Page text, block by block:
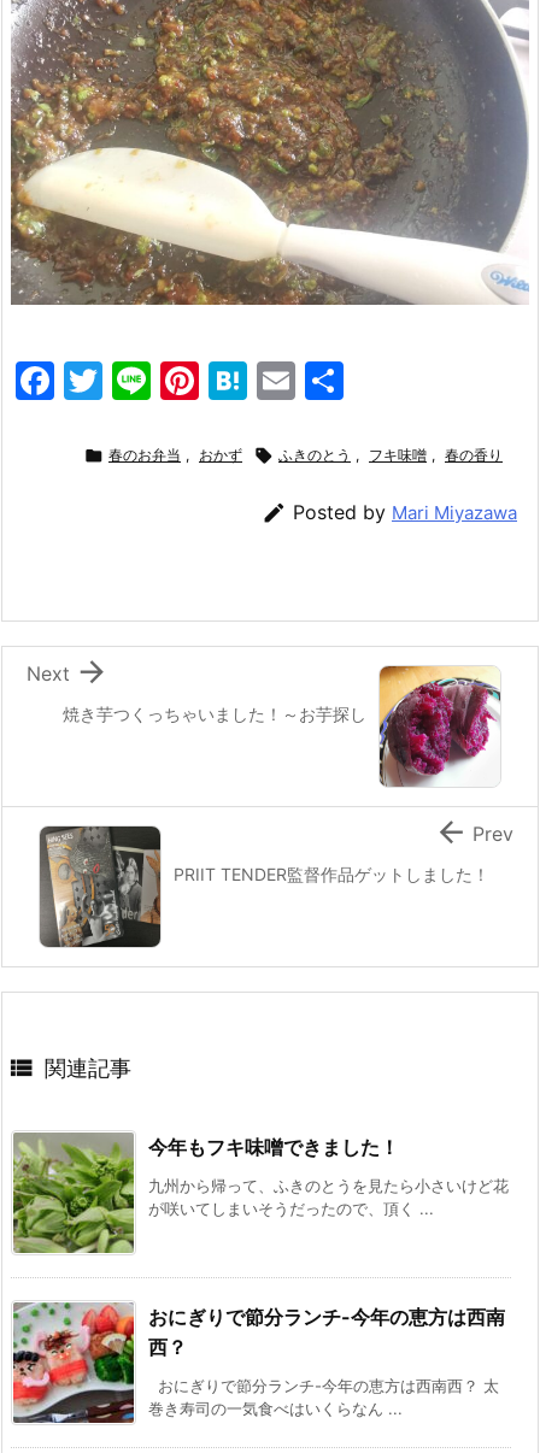
F
o
k
T
itt
Li
e
Pi
er
H
e
a
E
ai
l
 春のお弁当 , おかず  ふきのとう , フキ味噌 , 春の香り
 Posted by Mari Miyazawa
焼き芋つくっちゃいました！～お芋探し

Next
PRIIT TENDER監督作品ゲットしました！
 Prev
 関連記事
今年もフキ味噌できました！
九州から帰って、ふきのとうを見たら小さいけど花
が咲いてしまいそうだったので、頂く ...
おにぎりで節分ランチ-今年の恵方は西南
西？
おにぎりで節分ランチ-今年の恵方は西南西？ 太
巻き寿司の一気食べはいくらなん ...